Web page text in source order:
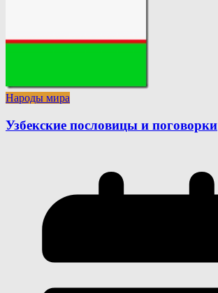
Народы мира
Узбекские пословицы и поговорки